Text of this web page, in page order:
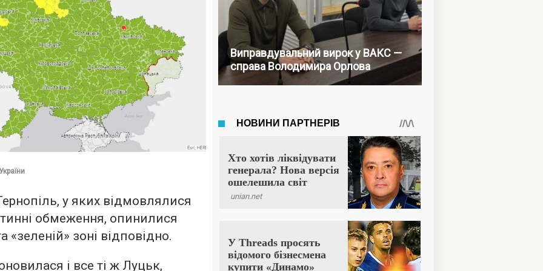
у яких відмовлялися
обмеження, опинилися
«зеленій» зоні відповідно.
і все ті ж Луцьк,
Виправдувальний вирок у ВАКС —
справа Володимира Орлова